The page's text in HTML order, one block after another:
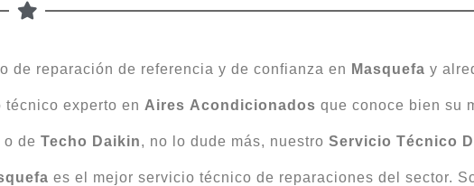
de reparación de referencia y de confianza en Masquefa y
técnico experto en Aires Acondicionados que conoce bien su
o de Techo Daikin, no lo dude más, nuestro Servicio Técnico
es el mejor servicio técnico de reparaciones del sector.